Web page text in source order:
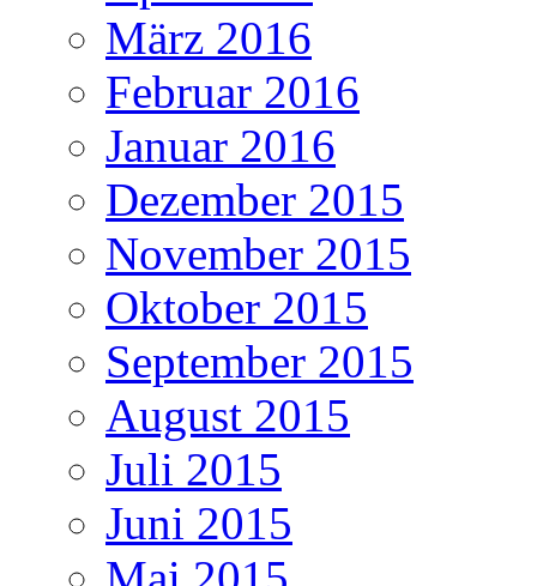
März 2016
Februar 2016
Januar 2016
Dezember 2015
November 2015
Oktober 2015
September 2015
August 2015
Juli 2015
Juni 2015